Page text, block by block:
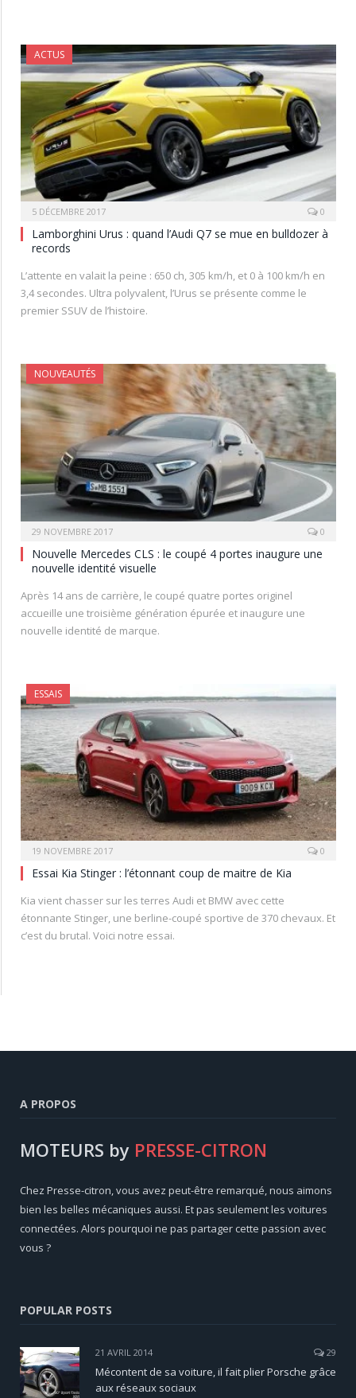
ACTUS
5 DÉCEMBRE 2017 0
Lamborghini Urus : quand l’Audi Q7 se mue en bulldozer à
records
L’attente en valait la peine : 650 ch, 305 km/h, et 0 à 100 km/h en
3,4 secondes. Ultra polyvalent, l’Urus se présente comme le
premier SSUV de l’histoire.
NOUVEAUTÉS
29 NOVEMBRE 2017 0
Nouvelle Mercedes CLS : le coupé 4 portes inaugure une
nouvelle identité visuelle
Après 14 ans de carrière, le coupé quatre portes originel
accueille une troisième génération épurée et inaugure une
nouvelle identité de marque.
ESSAIS
19 NOVEMBRE 2017 0
Essai Kia Stinger : l’étonnant coup de maitre de Kia
Kia vient chasser sur les terres Audi et BMW avec cette
étonnante Stinger, une berline-coupé sportive de 370 chevaux. Et
c’est du brutal. Voici notre essai.
A PROPOS
MOTEURS by PRESSE-CITRON
Chez Presse-citron, vous avez peut-être remarqué, nous aimons
bien les belles mécaniques aussi. Et pas seulement les voitures
connectées. Alors pourquoi ne pas partager cette passion avec
vous ?
POPULAR POSTS
21 AVRIL 2014 29
Mécontent de sa voiture, il fait plier Porsche grâce
aux réseaux sociaux